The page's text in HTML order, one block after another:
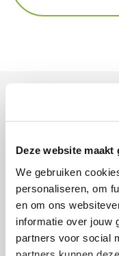
Deze website
We gebruiken
personaliseren, om
en om ons
informatie over jouw
partners voor social
Wil jij
Dit zijn de
Kies de
Wil je
je nog niet